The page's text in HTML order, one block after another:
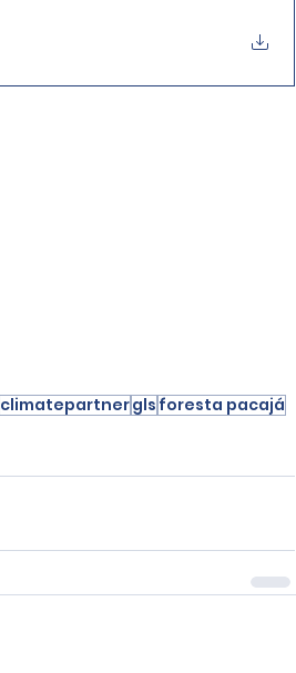
climatepartnergls foresta pacajá